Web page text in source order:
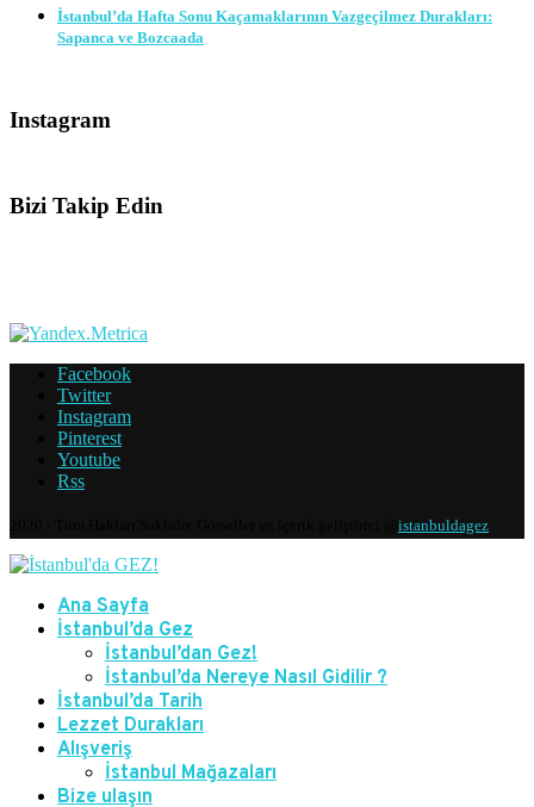
İstanbul’da Hafta Sonu Kaçamaklarının Vazgeçilmez Durakları:
Sapanca ve Bozcaada
Instagram
Bizi Takip Edin
Facebook
Twitter
Instagram
Pinterest
Youtube
Rss
istanbuldagez
Ana Sayfa
İstanbul’da Gez
İstanbul’dan Gez!
İstanbul’da Nereye Nasıl Gidilir ?
İstanbul’da Tarih
Lezzet Durakları
Alışveriş
İstanbul Mağazaları
Bize ulaşın